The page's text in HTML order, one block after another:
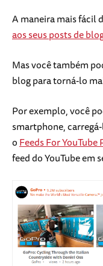
A maneira mais fácil
aos seus posts de
Mas você também
blog para torná-lo
Por exemplo, você
smartphone,
oFeeds For YouTube
feed do YouTube em